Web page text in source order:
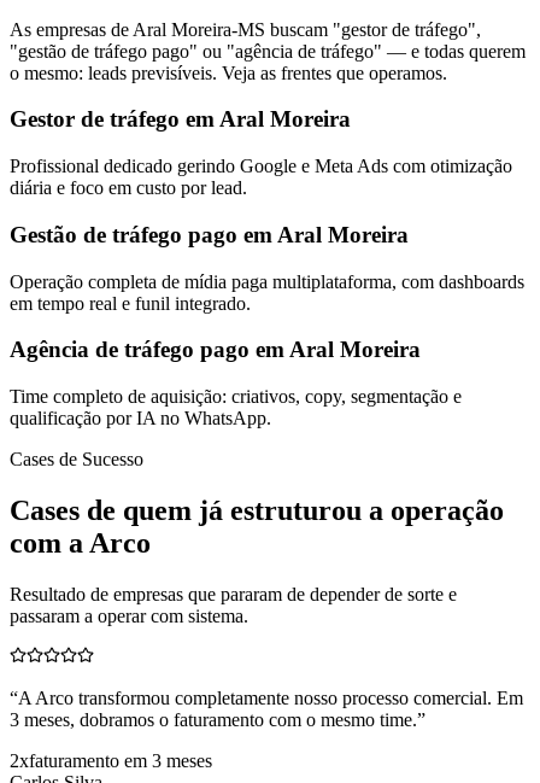
As empresas de Aral Moreira-MS buscam "gestor de tráfego",
"gestão de tráfego pago" ou "agência de tráfego" — e todas querem
o mesmo: leads previsíveis. Veja as frentes que operamos.
Gestor de tráfego em Aral Moreira
Profissional dedicado gerindo Google e Meta Ads com otimização
diária e foco em custo por lead.
Gestão de tráfego pago em Aral Moreira
Operação completa de mídia paga multiplataforma, com dashboards
em tempo real e funil integrado.
Agência de tráfego pago em Aral Moreira
Time completo de aquisição: criativos, copy, segmentação e
qualificação por IA no WhatsApp.
Cases de Sucesso
Cases de quem já estruturou a operação
com a Arco
Resultado de empresas que pararam de depender de sorte e
passaram a operar com sistema.
“A Arco transformou completamente nosso processo comercial. Em
3 meses, dobramos o faturamento com o mesmo time.”
2xfaturamento em 3 meses